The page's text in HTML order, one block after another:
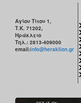
Αγίου Τίτου 1,
Τ.Κ. 71202,
Ηράκλειο
Τηλ.: 2813-409000
email:info@heraklion.gr